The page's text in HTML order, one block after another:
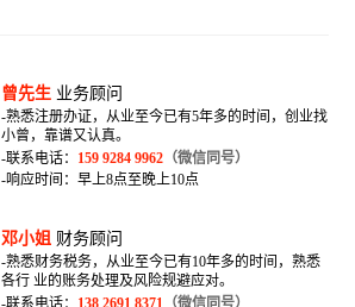
曾先生 业务顾问
-熟悉注册办证，从业至今已有5年多的时间，创业找
小曾，靠谱又认真。
-联系电话： 159 9284 9962 （微信同号）
-响应时间：早上8点至晚上10点
邓小姐 财务顾问
-熟悉财务税务，从业至今已有10年多的时间，熟悉
各行 业的账务处理及风险规避应对。
-联系电话： 138 2691 8371 （微信同号）